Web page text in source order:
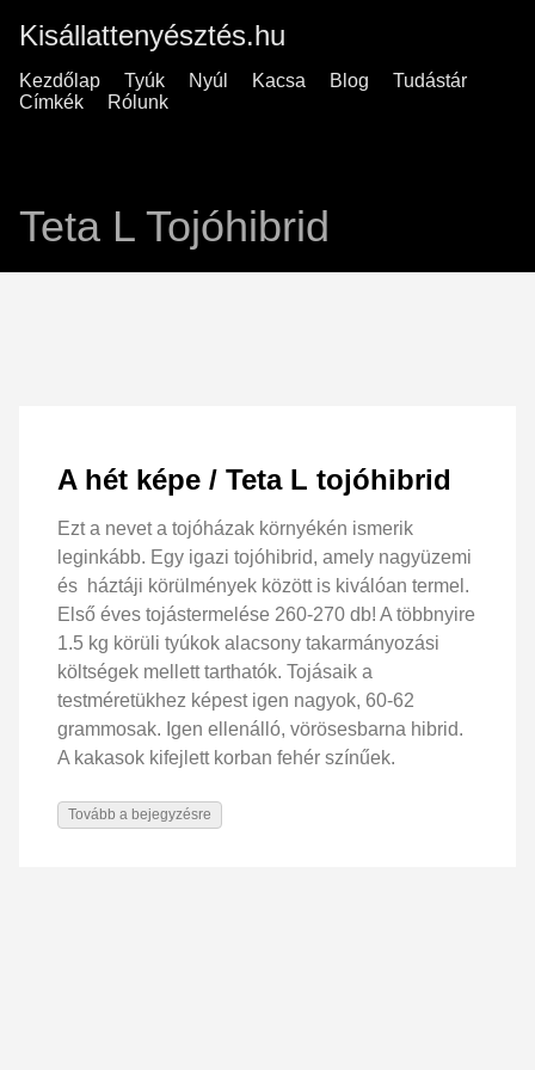
Kisállattenyésztés.hu
Kezdőlap Tyúk Nyúl Kacsa Blog
Tudástár
Címkék
Rólunk
Teta L Tojóhibrid
A hét képe / Teta L tojóhibrid
Ezt a nevet a tojóházak környékén ismerik
leginkább. Egy igazi tojóhibrid, amely nagyüzemi
és háztáji körülmények között is kiválóan termel.
Első éves tojástermelése 260-270 db! A többnyire
1.5 kg körüli tyúkok alacsony takarmányozási
költségek mellett tarthatók. Tojásaik a
testméretükhez képest igen nagyok, 60-62
grammosak. Igen ellenálló, vörösesbarna hibrid.
A kakasok kifejlett korban fehér színűek.
Tovább a bejegyzésre